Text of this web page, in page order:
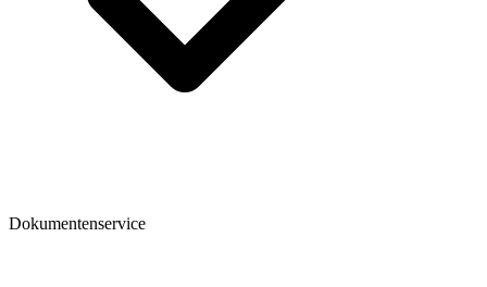
Dokumentenservice